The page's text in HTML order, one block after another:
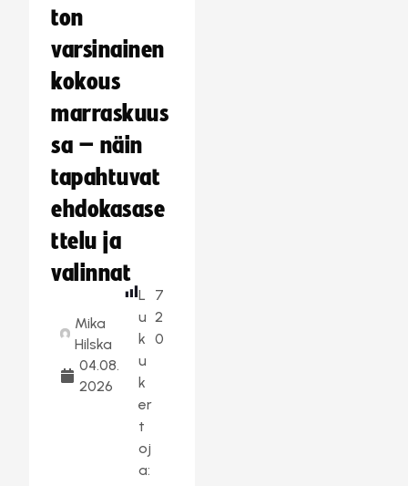
ton
varsinainen
kokous
marraskuus
sa – näin
tapahtuvat
ehdokasase
ttelu ja
valinnat
Mika
Hilska
04.08.
2026
L
u
k
u
k
er
t
oj
a:
7
2
0